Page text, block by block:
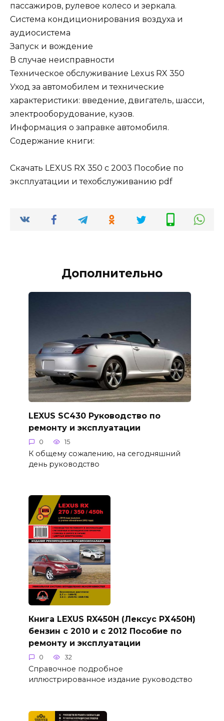
пассажиров, рулевое колесо и зеркала.
Система кондиционирования воздуха и
аудиосистема
Запуск и вождение
В случае неисправности
Техническое обслуживание Lexus RX 350
Уход за автомобилем и технические
характеристики: введение, двигатель, шасси,
электрооборудование, кузов.
Информация о заправке автомобиля.
Содержание книги:
Скачать LEXUS RX 350 с 2003 Пособие по
эксплуатации и техобслуживанию pdf
Дополнительно
LEXUS SC430 Руководство по
ремонту и эксплуатации
0 15
К общему сожалению, на сегодняшний
день руководство
Книга LEXUS RX450H (Лексус РХ450Н)
бензин с 2010 и с 2012 Пособие по
ремонту и эксплуатации
0 32
Справочное подробное
иллюстрированное издание руководство